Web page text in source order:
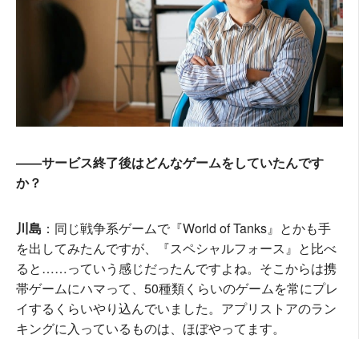
――サービス終了後はどんなゲームをしていたんです
か？
川島 ：同じ戦争系ゲームで『World of Tanks』とかも手
を出してみたんですが、『スペシャルフォース』と比べ
ると……っていう感じだったんですよね。そこからは携
帯ゲームにハマって、50種類くらいのゲームを常にプレ
イするくらいやり込んでいました。アプリストアのラン
キングに入っているものは、ほぼやってます。